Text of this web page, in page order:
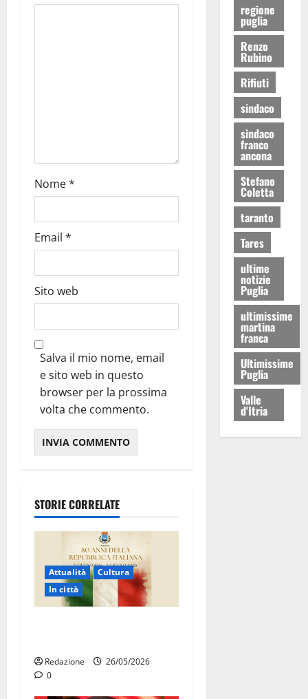
Nome*
Email *
Sito web
Salva il mio nome, email
e sito web in questo
browser per la prossima
volta che commento.
STORIE CORRELATE
Attualità
Cultura
In città
Redazione
26/05/2026
0
regione
puglia
Renzo
Rubino
Rifiuti
sindaco
sindaco
franco
ancona
Stefano
Coletta
taranto
Tares
ultime
notizie
Puglia
ultimissime
martina
franca
Ultimissime
Puglia
Valle
d'Itria